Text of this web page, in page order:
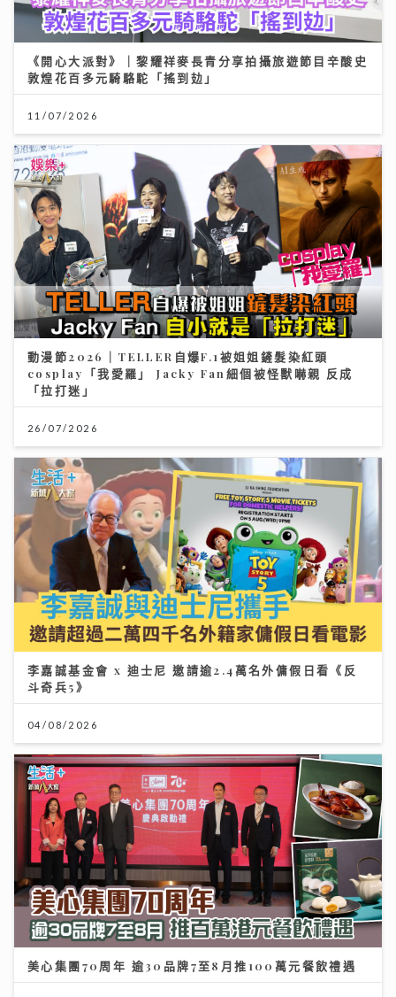
《開心大派對》｜黎耀祥麥長青分享拍攝旅遊節目辛酸史
敦煌花百多元騎駱駝「搖到攰」
11/07/2026
動漫節2026｜TELLER自爆F.1被姐姐鏟髮染紅頭
cosplay「我愛羅」 Jacky Fan細個被怪獸嚇親 反成
「拉打迷」
26/07/2026
李嘉誠基金會 x 迪士尼 邀請逾2.4萬名外傭假日看《反
斗奇兵5》
04/08/2026
美心集團70周年 逾30品牌7至8月推100萬元餐飲禮遇